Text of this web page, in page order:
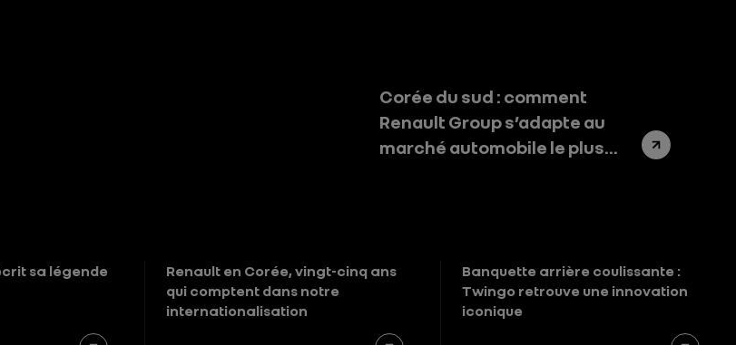
Corée du sud : comment
Renault Group s’adapte au
marché automobile le plus
sa légende
Renault en Corée, vingt-cinq ans
qui comptent dans notre
internationalisation
Banquette arrière coulissante :
Twingo retrouve une innovation
iconique